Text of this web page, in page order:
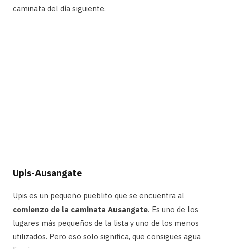
caminata del día siguiente.
Upis-Ausangate
Upis es un pequeño pueblito que se encuentra al
comienzo de la caminata Ausangate. Es uno de los
lugares más pequeños de la lista y uno de los menos
utilizados. Pero eso solo significa, que consigues agua